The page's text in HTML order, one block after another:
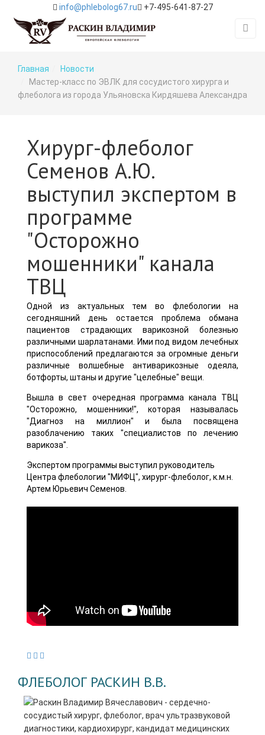
info@phlebolog67.ru +7-495-641-87-27
Главная
Новости
Мастер-класс по ЭВЛК для сосудистого хирурга и
флеболога из города Ульяновска Кирдяшева Александра
Хирург-флеболог
Семенов А.Ю.
выступил экспертом в
программе
"Осторожно
мошенники" канала
ТВЦ
Одной из актуальных тем во флебологии на
сегодняшний день остается проблема обмана
пациентов страдающих варикозной болезнью
различными шарлатанами. Ими под видом лечебных
приспособлений предлагаются за огромные деньги
различные волшебные антиварикозные одеяла,
ботфорты, штаны и другие "целебные" вещи.
Вышла в свет очередная программа канала ТВЦ
"Осторожно, мошенники!", которая называлась
"Диагноз на миллион" и была посвящена
разоблачению таких "специалистов по лечению
варикоза".
Экспертом программы выступил руководитель
Центра флебологии "МИФЦ", хирург-флеболог, к.м.н.
Артем Юрьевич Семенов.
ФЛЕБОЛОГ РАСКИН В.В.